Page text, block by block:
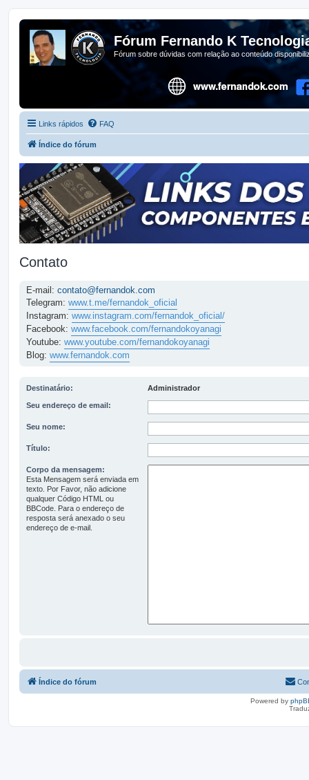
Fórum Fernando K
Fórum sobre dúvidas com relação ao conteúdo
Links rápidos FAQ
Índice do fórum
Contato
E-mail: contato@fernandok.com
Telegram: www.t.me/fernandok_oficial
Instagram: www.instagram.com/fernandok_oficial/
Facebook: www.facebook.com/fernandokoyanagi
Youtube: www.youtube.com/fernandokoyanagi
Blog: www.fernandok.com
Destinatário: Administrador
Seu endereço de email:
Seu nome:
Título:
Corpo da mensagem:
Esta Mensagem será enviada em
texto. Por Favor, não adicione
qualquer Código HTML ou
BBCode. Para o endereço de
resposta será anexado o seu
endereço de e-mail.
Índice do fórum
Powered by